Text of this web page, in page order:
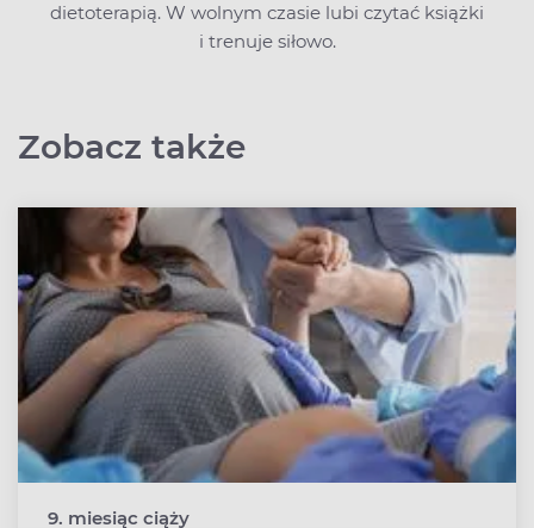
dietoterapią. W wolnym czasie lubi czytać książki
i trenuje siłowo.
Zobacz także
9. miesiąc ciąży